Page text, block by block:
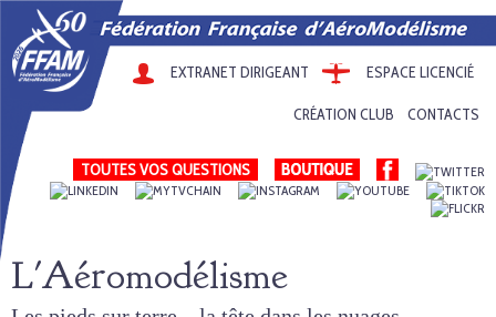
EXTRANET DIRIGEANT ESPACE LICENCIÉ
CRÉATION CLUB CONTACTS
TOUTES VOS QUESTIONS
L'Aéromodélisme